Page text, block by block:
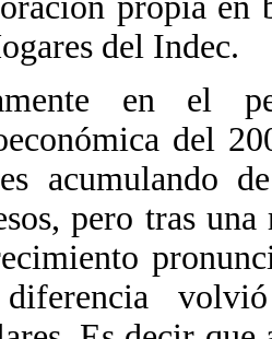
del Indec.
en el
del
acumulando
pero tras